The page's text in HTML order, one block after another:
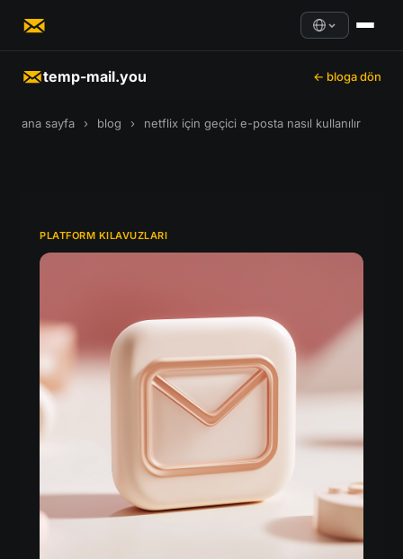
temp-mail.you ← bloga dön
ana sayfa › blog › netflix için geçici e-posta nasıl kullanılır
PLATFORM KILAVUZLARI